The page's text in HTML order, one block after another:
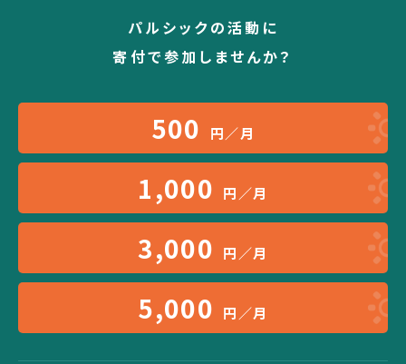
パルシックの活動に
寄付で参加しませんか？
500 円／月
1,000 円／月
3,000 円／月
5,000 円／月